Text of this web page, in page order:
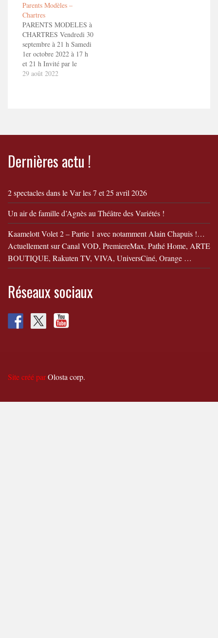
Bande annonce ToizéMoi
dans PARENTS
MODELES. 1'30" en
savoir
plushttp://toizemoi.fr/spectacles/parents-
modeles/
Parents Modèles –
Chartres
PARENTS MODELES à
CHARTRES Vendredi 30
septembre à 21 h Samedi
1er octobre 2022 à 17 h
et 21 h Invité par le
Théâtre du Portail Sud, le
29 août 2022
Dernières actu !
2 spectacles dans le Var les 7 et 25 avril 2026
Un air de famille d’Agnès au Théâtre des Variétés !
Kaamelott Volet 2 – Partie 1 avec notamment Alain Chapuis !…
Actuellement sur Canal VOD, PremiereMax, Pathé Home, ARTE
BOUTIQUE, Rakuten TV, VIVA, UniversCiné, Orange …
Réseaux sociaux
Site créé parOlosta corp.